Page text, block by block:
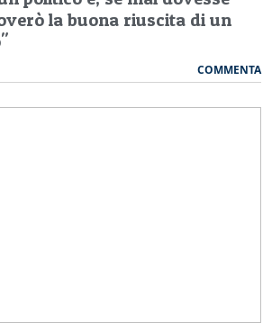
la buona riuscita di un
COMMENTA